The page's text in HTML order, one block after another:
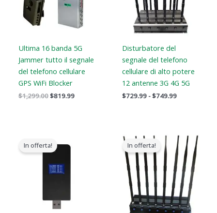
Ultima 16 banda 5G
Jammer tutto il segnale
del telefono cellulare
GPS WiFi Blocker
$1,299.00$819.99
Disturbatore del
segnale del telefono
cellulare di alto potere
12 antenne 3G 4G 5G
$729.99 -$749.99
In offerta!originale
$179.00.
attuale
$99.99.
In offerta!
prezzo
originale
era:
$799.00.
prezzo
attuale
è:
$559.88.